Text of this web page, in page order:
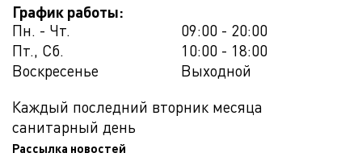
График работы:
Пн. - Чт.
09:00 - 20:00
Пт., Сб.
10:00 - 18:00
Воскресенье
Выходной
Каждый последний вторник месяца
санитарный день
Рассылка новостей